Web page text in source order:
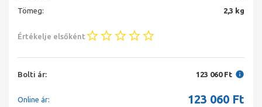
Tömeg:
2,3 kg
Értékelje elsőként
Bolti ár: 123 060 Ft
Online ár: 123 060 Ft